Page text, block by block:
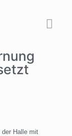
Halle mit